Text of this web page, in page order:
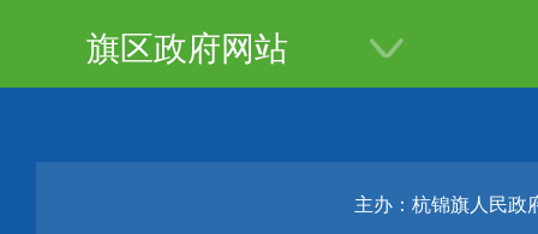
旗区政府网站
主办：杭锦旗人民政